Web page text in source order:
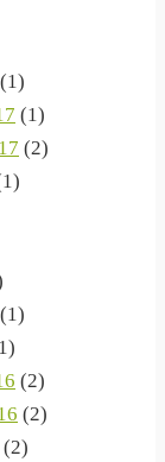
(1)
(1)
(2)
(1)
(2)
(2)
(2)